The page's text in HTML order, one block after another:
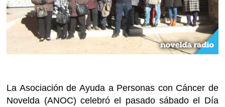
La Asociación de Ayuda a Personas con Cáncer de
Novelda (ANOC) celebró el pasado sábado el Día